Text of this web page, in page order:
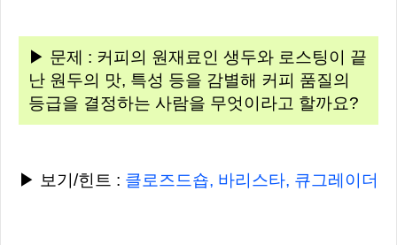
▶ 문제 : 커피의 원재료인 생두와 로스팅이 끝
난 원두의 맛, 특성 등을 감별해 커피 품질의
등급을 결정하는 사람을 무엇이라고 할까요?
▶ 보기/힌트 : 클로즈드숍, 바리스타, 큐그레이더